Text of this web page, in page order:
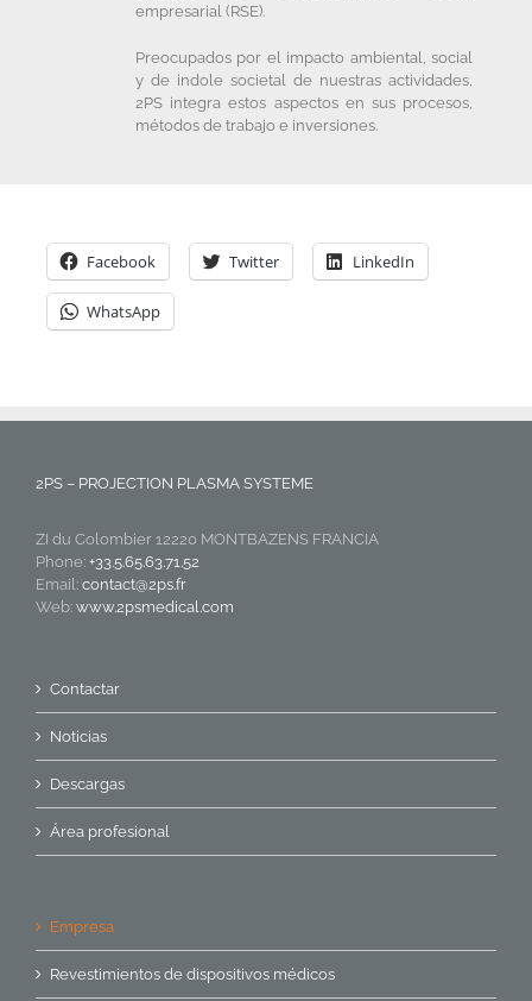
empresarial (RSE).
Preocupados por el impacto ambiental, social
y de indole societal de nuestras actividades,
2PS integra estos aspectos en sus procesos,
métodos de trabajo e inversiones.
Facebook Twitter LinkedIn
WhatsApp
2PS – PROJECTION PLASMA SYSTEME
ZI du Colombier 12220 MONTBAZENS FRANCIA
Phone: +33.5.65.63.71.52
Email: contact@2ps.fr
Web: www.2psmedical.com
Contactar
Noticias
Descargas
Área profesional
Empresa
Revestimientos de dispositivos médicos